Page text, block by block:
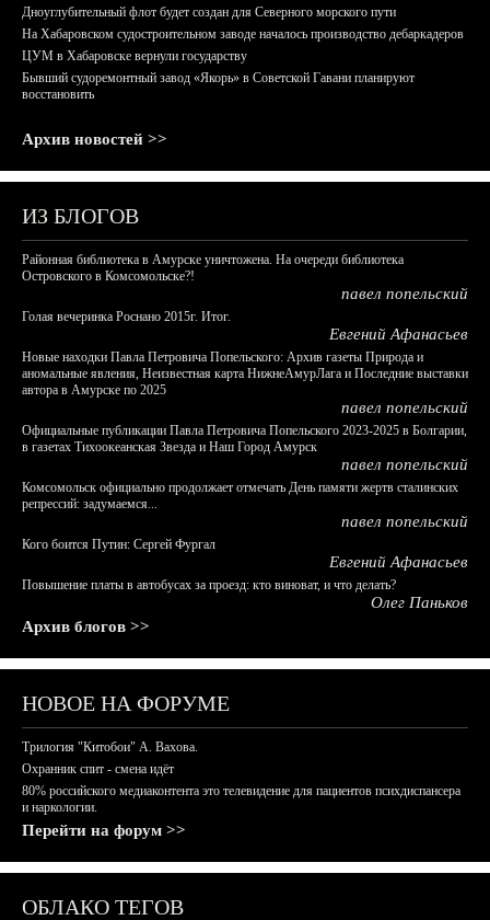
Дноуглубительный флот будет создан для Северного морского пути
На Хабаровском судостроительном заводе началось производство дебаркадеров
ЦУМ в Хабаровске вернули государству
Бывший судоремонтный завод «Якорь» в Советской Гавани планируют
восстановить
Архив новостей >>
ИЗ БЛОГОВ
Районная библиотека в Амурске уничтожена. На очереди библиотека
Островского в Комсомольске?!
павел попельский
Голая вечеринка Роснано 2015г. Итог.
Евгений Афанасьев
Новые находки Павла Петровича Попельского: Архив газеты Природа и
аномальные явления, Неизвестная карта НижнеАмурЛага и Последние выставки
автора в Амурске по 2025
павел попельский
Официальные публикации Павла Петровича Попельского 2023-2025 в Болгарии,
в газетах Тихоокеанская Звезда и Наш Город Амурск
павел попельский
Комсомольск официально продолжает отмечать День памяти жертв сталинских
репрессий: задумаемся...
павел попельский
Кого боится Путин: Сергей Фургал
Евгений Афанасьев
Повышение платы в автобусах за проезд: кто виноват, и что делать?
Олег Паньков
Архив блогов >>
НОВОЕ НА ФОРУМЕ
Трилогия "Китобои" А. Вахова.
Охранник спит - смена идёт
80% российского медиаконтента это телевидение для пациентов психдиспансера
и наркологии.
Перейти на форум >>
ОБЛАКО ТЕГОВ